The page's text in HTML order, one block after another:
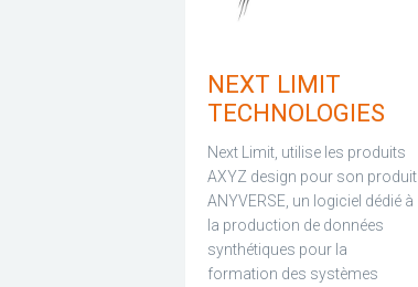
NEXT LIMIT
TECHNOLOGIES
Next Limit, utilise les produits
AXYZ design pour son produit
ANYVERSE, un logiciel dédié à
la production de données
synthétiques pour la
formation des systèmes